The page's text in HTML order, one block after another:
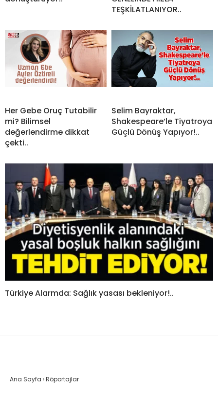
TEŞKİLATLANIYOR..
Her Gebe Oruç Tutabilir
mi? Bilimsel
değerlendirme dikkat
çekti..
Selim Bayraktar,
Shakespeare’le Tiyatroya
Güçlü Dönüş Yapıyor!..
Türkiye Alarmda: Sağlık yasası bekleniyor!..
Ana Sayfa ›Röportajlar